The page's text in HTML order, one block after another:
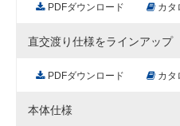
PDFダウンロード カタ
直交渡り仕様をラインアップ
PDFダウンロード カタ
本体仕様